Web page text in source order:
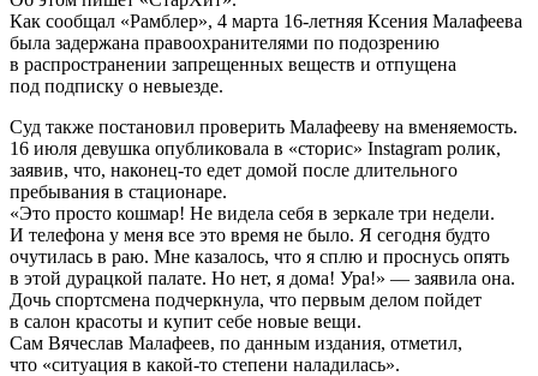
Как сообщал «Рамблер», 4 марта 16-летняя Ксения Малафеева
была задержана правоохранителями по подозрению
в распространении запрещенных веществ и отпущена
под подписку о невыезде.
Суд также постановил проверить Малафееву на вменяемость.
16 июля девушка опубликовала в «сторис» Instagram ролик,
заявив, что, наконец-то едет домой после длительного
пребывания в стационаре.
«Это просто кошмар! Не видела себя в зеркале три недели.
И телефона у меня все это время не было. Я сегодня будто
очутилась в раю. Мне казалось, что я сплю и проснусь опять
в этой дурацкой палате. Но нет, я дома! Ура!» — заявила она.
Дочь спортсмена подчеркнула, что первым делом пойдет
в салон красоты и купит себе новые вещи.
Сам Вячеслав Малафеев, по данным издания, отметил,
что «ситуация в какой-то степени наладилась».